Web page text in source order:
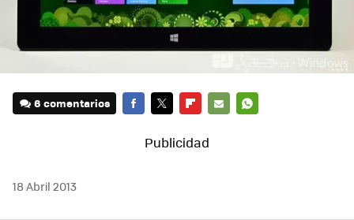
6 comentarios
MAIL
18 Abril 2013